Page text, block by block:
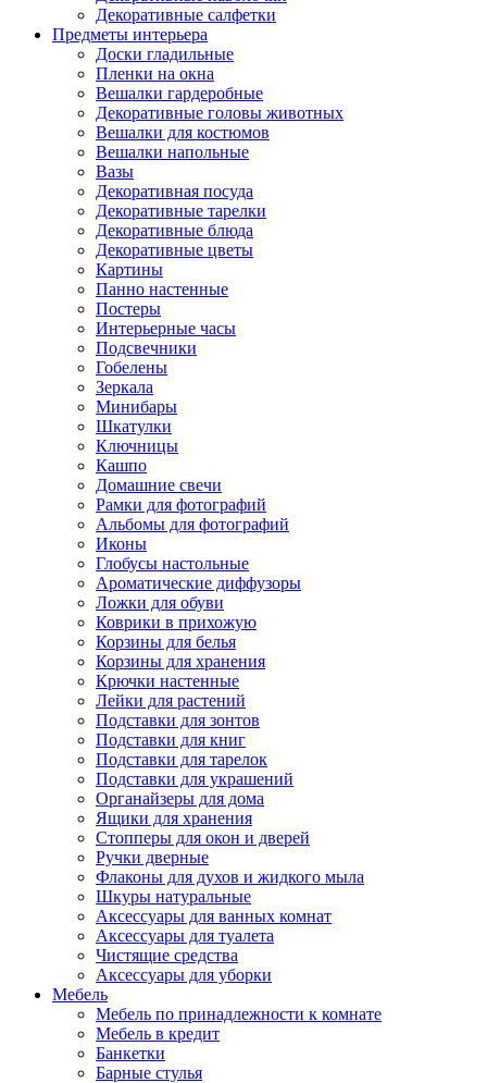
Декоративные салфетки
Предметы интерьера
Доски гладильные
Пленки на окна
Вешалки гардеробные
Декоративные головы животных
Вешалки для костюмов
Вешалки напольные
Вазы
Декоративная посуда
Декоративные тарелки
Декоративные блюда
Декоративные цветы
Картины
Панно настенные
Постеры
Интерьерные часы
Подсвечники
Гобелены
Зеркала
Минибары
Шкатулки
Ключницы
Кашпо
Домашние свечи
Рамки для фотографий
Альбомы для фотографий
Иконы
Глобусы настольные
Ароматические диффузоры
Ложки для обуви
Коврики в прихожую
Корзины для белья
Корзины для хранения
Крючки настенные
Лейки для растений
Подставки для зонтов
Подставки для книг
Подставки для тарелок
Подставки для украшений
Органайзеры для дома
Ящики для хранения
Стопперы для окон и дверей
Ручки дверные
Флаконы для духов и жидкого мыла
Шкуры натуральные
Аксессуары для ванных комнат
Аксессуары для туалета
Чистящие средства
Аксессуары для уборки
Мебель
Мебель по принадлежности к комнате
Мебель в кредит
Банкетки
Барные стулья